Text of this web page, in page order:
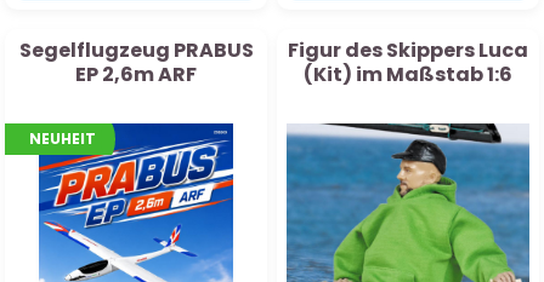
Segelflugzeug PRABUS
EP 2,6m ARF
NEUHEIT
Figur des Skippers Luca
(Kit) im Maßstab 1:6